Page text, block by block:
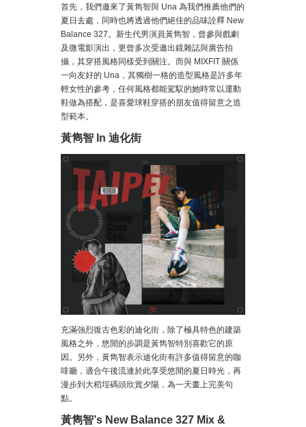
首先，我們邀來了黃雋智與 Una 為我們推薦他們的
夏日去處，同時也將透過他們絕佳的品味詮釋 New
Balance 327。新生代男演員黃雋智，曾參與戲劇
及微電影演出，更曾多次受邀出鏡雜誌與廣告拍
攝，其穿搭風格同樣受到關注。而與 MIXFIT 關係
一向友好的 Una，其獨樹一格的造型風格是許多年
輕女性的參考，任何風格都能駕馭的她時常以運動
鞋做為搭配，是喜愛球鞋穿搭的朋友值得留意之造
型範本。
黃雋智 In 迪化街
充滿強烈復古色彩的迪化街，除了極具特色的建築
風格之外，悠閒的步調是黃雋智特別喜歡它的原
因。另外，黃雋智表示迪化街有許多值得留意的咖
啡廳，適合午後流連於此享受悠閒的夏日時光，再
漫步到大稻埕碼頭欣賞夕陽，為一天畫上完美句
點。
黃雋智’s New Balance 327 Mix &